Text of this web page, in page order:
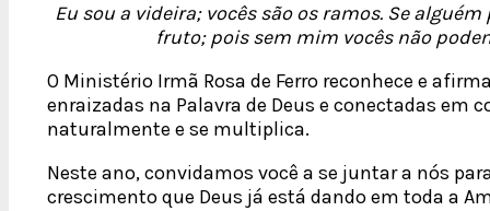
Eu sou a videira; vocês são os ramos. Se
fruto; pois sem mim vocês não
O Ministério Irmã Rosa de Ferro reconhece e
enraizadas na Palavra de Deus e conectadas
naturalmente e se multiplica.
Neste ano, convidamos você a se juntar a nós
crescimento que Deus já está dando em toda a